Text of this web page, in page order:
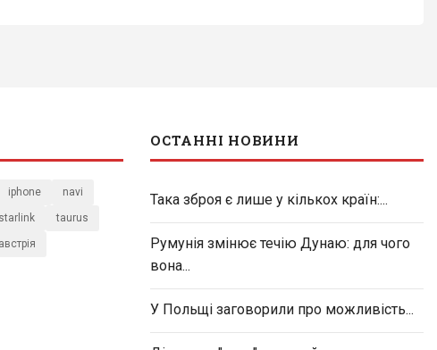
iphone navi
starlink taurus
австрія
ОСТАННІ НОВИНИ
Така зброя є лише у кількох країн:...
Румунія змінює течію Дунаю: для чого
вона...
У Польщі заговорили про можливість...